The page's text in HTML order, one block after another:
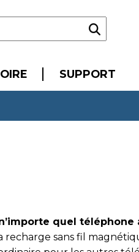
SUPPORT
quel téléphone
recharge sans fil